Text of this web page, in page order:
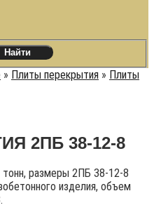
» Плиты перекрытия » Плиты
2ПБ 38-12-8
размеры 2ПБ 38-12-8
изделия, объем